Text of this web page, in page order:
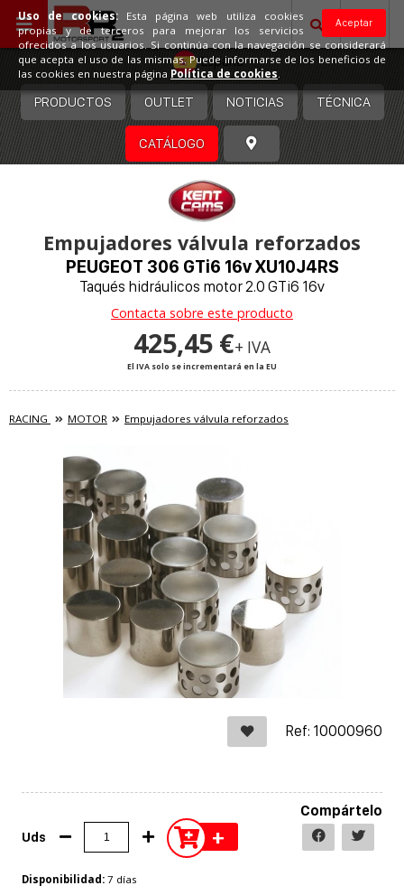
España
PRODUCTOS OUTLET NOTICIAS TÉCNICA
CATÁLOGO
Empujadores válvula reforzados
PEUGEOT 306 GTi6 16v XU10J4RS
Taqués hidráulicos motor 2.0 GTi6 16v
Contacta sobre este producto
425,45 €+ IVA
El IVA solo se incrementará en la EU
RACING MOTOR Empujadores válvula reforzados
Ref: 10000960
Uds +
Compártelo
Disponibilidad: 7 días
Aceptar
Uso de cookies:Esta página web utiliza cookies
propias y de terceros para mejorar los servicios
ofrecidos a los usuarios. Si continúa con la navegación se considerará
que acepta el uso de las mismas. Puede informarse de los beneficios de
las cookies en nuestra página Política de cookies.